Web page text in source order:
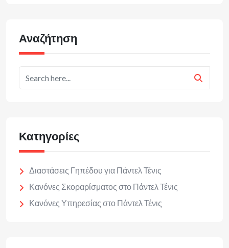
Αναζήτηση
Κατηγορίες
Διαστάσεις Γηπέδου για Πάντελ Τένις
Κανόνες Σκοραρίσματος στο Πάντελ Τένις
Κανόνες Υπηρεσίας στο Πάντελ Τένις